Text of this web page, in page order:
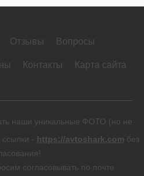
Отзывы Вопросы
Контакты Карта сайта
наши уникальные ФОТО (но не
ссылки - https://avtoshark.com без
согласовывать по почте